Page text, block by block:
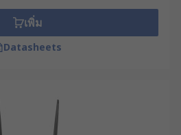
มารถสลับไปใช้ช่องทางการ
ดยอัตโนมัติเมื่อเส้นทางหลักมี
บบ Deep Packet
อบเนื้อหาของข้อมูล เพื่อ
เพิ่ม
Datasheets